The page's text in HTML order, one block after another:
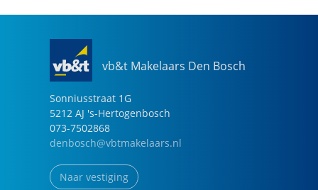
vb&t Makelaars Den Bosch
Sonniusstraat 1G
5212 AJ 's-Hertogenbosch
073-7502868
denbosch@vbtmakelaars.nl
Naar vestiging